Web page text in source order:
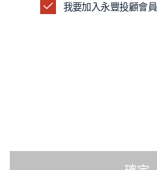
我要加入永豐投顧會員